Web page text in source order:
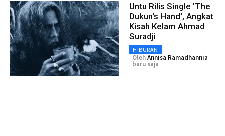
Untu Rilis Single 'The
Dukun's Hand', Angkat
Kisah Kelam Ahmad
Suradji
HIBURAN
OlehAnnisa Ramadhannia
baru saja